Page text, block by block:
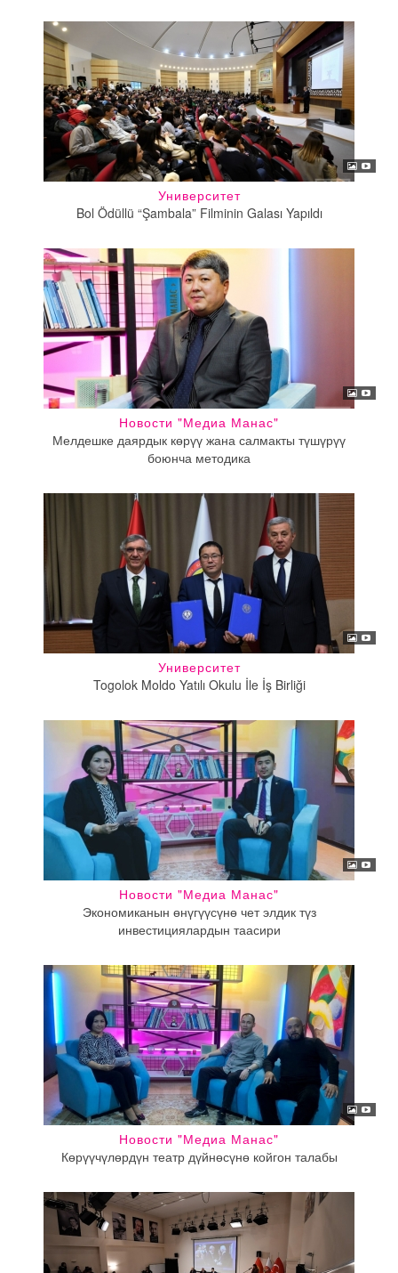
Университет
Bol Ödüllü “Şambala” Filminin Galası Yapıldı
Новости "Медиа Манас"
Мелдешке даярдык көрүү жана салмакты түшүрүү
боюнча методика
Университет
Togolok Moldo Yatılı Okulu İle İş Birliği
Новости "Медиа Манас"
Экономиканын өнүгүүсүнө чет элдик түз
инвестициялардын таасири
Новости "Медиа Манас"
Көрүүчүлөрдүн театр дүйнөсүнө койгон талабы